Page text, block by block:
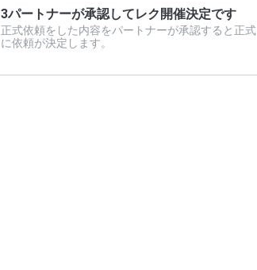
3パートナーが承認してレク開催決定です
正式依頼をした内容をパートナーが承認すると正式
に依頼が決定します。